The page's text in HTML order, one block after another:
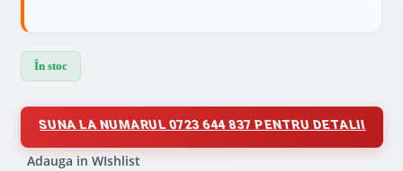
În stoc
SUNA LA NUMARUL 0723 644 837 PENTRU DETALII
Adauga in WIshlist